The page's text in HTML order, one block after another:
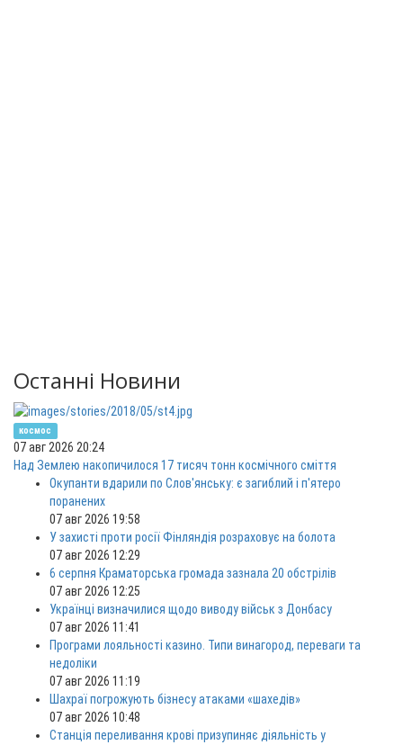
Останні Новини
космос
07 авг 2026 20:24
Над Землею накопичилося 17 тисяч тонн космічного сміття
Окупанти вдарили по Слов'янську: є загиблий і п'ятеро
поранених
07 авг 2026 19:58
У захисті проти росії Фінляндія розраховує на болота
07 авг 2026 12:29
6 серпня Краматорська громада зазнала 20 обстрілів
07 авг 2026 12:25
Українці визначилися щодо виводу військ з Донбасу
07 авг 2026 11:41
Програми лояльності казино. Типи винагород, переваги та
недоліки
07 авг 2026 11:19
Шахраї погрожують бізнесу атаками «шахедів»
07 авг 2026 10:48
Станція переливання крові призупиняє діяльність у